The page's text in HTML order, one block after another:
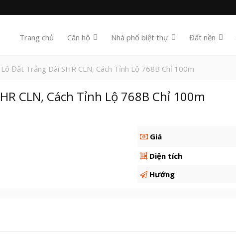
Trang chủ Căn hộ Nhà phố biệt thự Đất nền
Đất Trảng Dài SHR CLN, Cách Tỉnh Lộ 768B Chỉ 100m
CLN, Cách Tỉnh Lộ 768B Chỉ 100m
Giá
Diện tích
Hướng